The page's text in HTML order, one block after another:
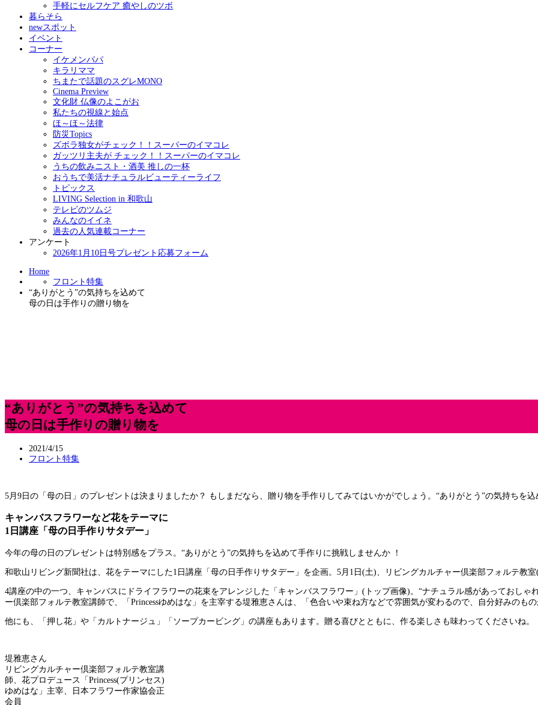
手軽にセルフケア 癒やしのツボ
暮らそら
newスポット
イベント
コーナー
イケメンパパ
キラリママ
ちまたで話題のスグレMONO
Cinema Preview
文化財 仏像のよこがお
私たちの視線と始点
ほ～ほ～法律
防災Topics
ズボラ独女がチェック！！スーパーのイマコレ
ガッツリ主夫が チェック！！スーパーのイマコレ
うちの飲みニスト・酒美 推しの一杯
おうちで美活ナチュラルビューティーライフ
トピックス
LIVING Selection in 和歌山
テレビのツムジ
みんなのイイネ
過去の人気連載コーナー
アンケート
2026年1月10日号プレゼント応募フォーム
Home
フロント特集
“ありがとう”の気持ちを込めて
母の日は手作りの贈り物を
“ありがとう”の気持ちを込めて
母の日は手作りの贈り物を
2021/4/15
フロント特集
5月9日の「母の日」のプレゼントは決まりましたか？ もしまだなら、贈り物を手作りしてみてはいかがでしょう。“ありがとう”の気持ちを込
キャンバスフラワーなど花をテーマに
1日講座「母の日手作りサタデー」
今年の母の日のプレゼントは特別感をプラス。“ありがとう”の気持ちを込めて手作りに挑戦しませんか ！
和歌山リビング新聞社は、花をテーマにした1日講座「母の日手作りサタデー」を企画。5月1日(土)、リビングカルチャー倶楽部フォルテ教
4講座の中の一つ、キャンバスにドライフラワーの花束をアレンジした「キャンバスフラワー」(トップ画像)。“ナチュラル感があっておし
ー倶楽部フォルテ教室講師で、「Princessゆめはな」を主宰する堤雅恵さんは、「色合いや束ね方などで雰囲気が変わるので、自分好みのも
他にも、「押し花」や「カルトナージュ」「ソープカービング」の講座もあります。贈る喜びとともに、作る楽しさも味わってくださいね。
堤雅恵さん
リビングカルチャー倶楽部フォルテ教室講
師、花プロデュース「Princess(プリンセス)
ゆめはな」主宰、日本フラワー作家協会正
会員